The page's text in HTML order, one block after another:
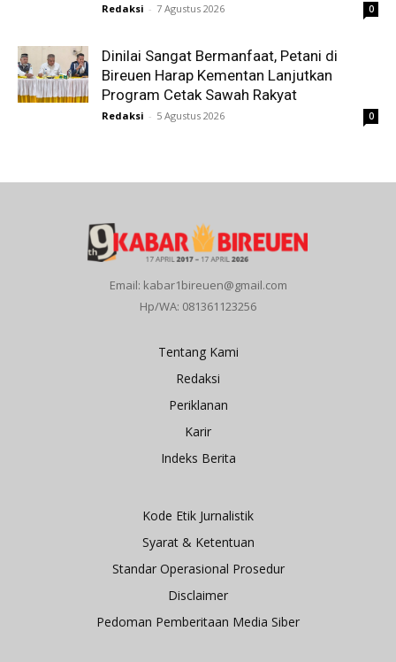
Redaksi - 7 Agustus 2026 0
Dinilai Sangat Bermanfaat, Petani di
Bireuen Harap Kementan Lanjutkan
Program Cetak Sawah Rakyat
Redaksi - 5 Agustus 2026 0
Email: kabar1bireuen@gmail.com
Hp/WA: 081361123256
Tentang Kami
Redaksi
Periklanan
Karir
Indeks Berita
Kode Etik Jurnalistik
Syarat & Ketentuan
Standar Operasional Prosedur
Disclaimer
Pedoman Pemberitaan Media Siber